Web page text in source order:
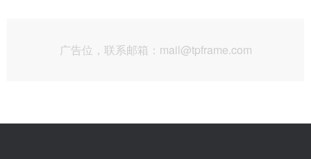
广告位，联系邮箱：mail@tpframe.com